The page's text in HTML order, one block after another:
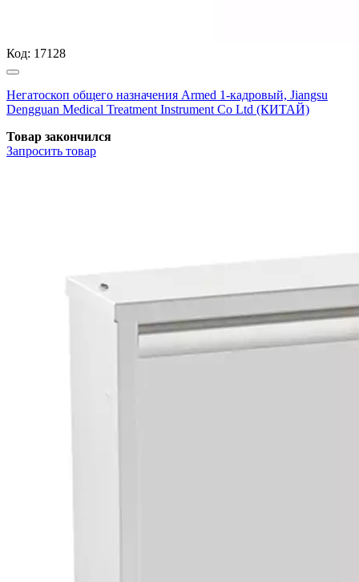
Код: 17128
Негатоскоп общего назначения Armed 1-кадровый, Jiangsu
Dengguan Medical Treatment Instrument Co Ltd (КИТАЙ)
Товар закончился
Запросить товар